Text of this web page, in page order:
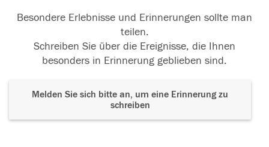
Besondere Erlebnisse und Erinnerungen sollte man
teilen.
Schreiben Sie über die Ereignisse, die Ihnen
besonders in Erinnerung geblieben sind.
Melden Sie sich bitte an, um eine Erinnerung zu
schreiben